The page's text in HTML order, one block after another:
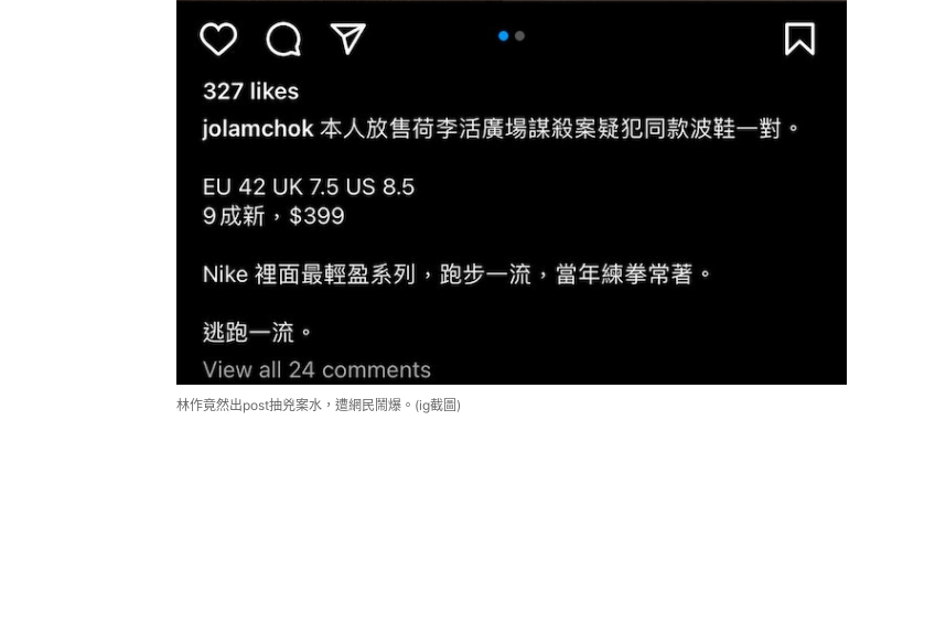
林作竟然出post抽兇案水，遭網民鬧爆。(ig截圖)